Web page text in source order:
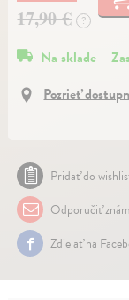
17,90 €
?
Na sklade –
Pozrieť
Pridať do
Odporučiť
Zdielať na